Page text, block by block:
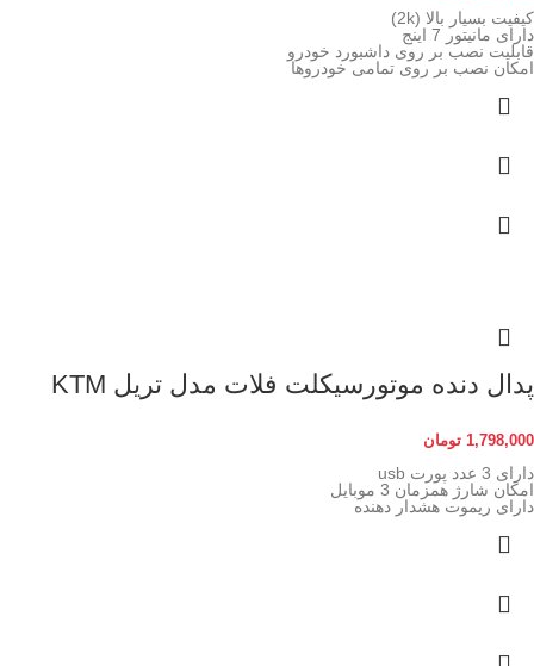
کیفیت بسیار بالا (2k)
دارای مانیتور 7 اینج
قابلیت نصب بر روی داشبورد خودرو
امکان نصب بر روی تمامی خودروها
پدال دنده موتورسیکلت فلات مدل تریل KTM
1,798,000 تومان
دارای 3 عدد پورت usb
امکان شارژ همزمان 3 موبایل
دارای ریموت هشدار دهنده